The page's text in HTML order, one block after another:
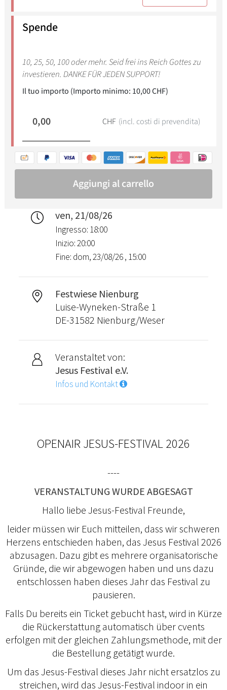
ven, 21/08/26
Ingresso: 18:00
Inizio: 20:00
Fine: dom, 23/08/26 , 15:00
Festwiese Nienburg
Luise-Wyneken-Straße 1
DE-31582 Nienburg/Weser
Veranstaltet von:
Jesus Festival e.V.
Infos und Kontakt
OPENAIR JESUS-FESTIVAL 2026
----
VERANSTALTUNG WURDE ABGESAGT
Hallo liebe Jesus-Festival Freunde,
leider müssen wir Euch mitteilen, dass wir schweren
Herzens entschieden haben, das Jesus Festival 2026
abzusagen. Dazu gibt es mehrere organisatorische
Gründe, die wir abgewogen haben und uns dazu
entschlossen haben dieses Jahr das Festival zu
pausieren.
Falls Du bereits ein Ticket gebucht hast, wird in Kürze
die Rückerstattung automatisch über cvents
erfolgen mit der gleichen Zahlungsmethode, mit der
die Bestellung getätigt wurde.
Um das Jesus-Festival dieses Jahr nicht ersatzlos zu
streichen, wird das Jesus-Festival indoor in ein